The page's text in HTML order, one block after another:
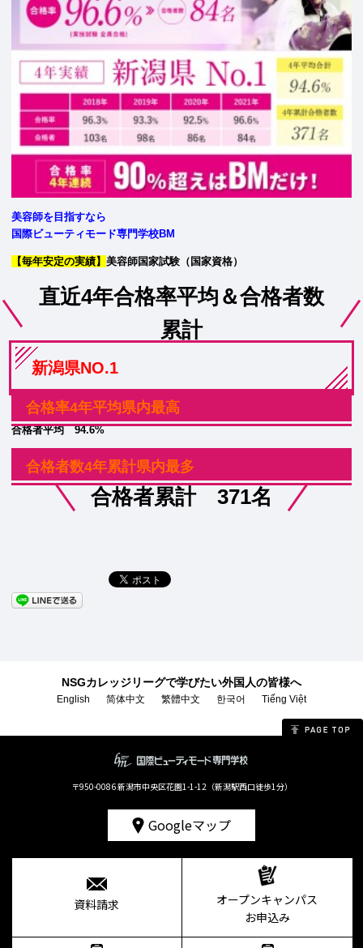
美容師を目指すなら
国際ビューティモード専門学校BM
【毎年安定の実績】 美容師国家試験（国家資格）
直近4年合格率平均＆合格者数
累計
新潟県NO.1
合格率4年平均県内最高
合格者平均 94.6%
合格者数4年累計県内最多
合格者累計 371名
NSGカレッジリーグで学びたい外国人の皆様へ
English 简体中文 繁體中文 한국어 Tiếng Việt
〒950-0086 新潟市中央区花園1-1-12（新潟駅西口徒歩1分）
Googleマップ
資料請求
オープンキャンパス
お申込み